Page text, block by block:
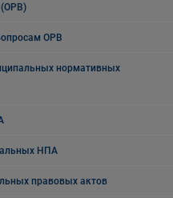
(ОРВ)
ОРВ
нормативных
НПА
правовых актов